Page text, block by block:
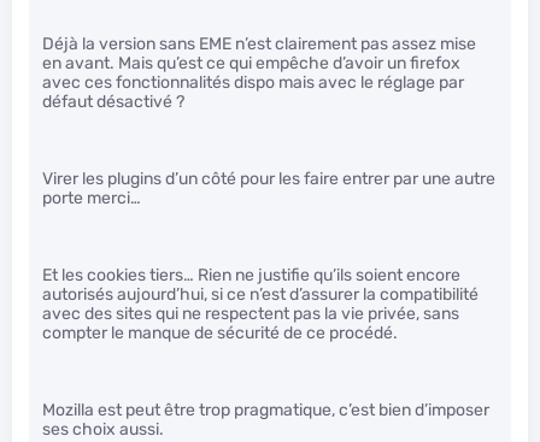
Déjà la version sans EME n’est clairement pas assez mise
en avant. Mais qu’est ce qui empêche d’avoir un firefox
avec ces fonctionnalités dispo mais avec le réglage par
défaut désactivé ?
Virer les plugins d’un côté pour les faire entrer par une autre
porte merci…
Et les cookies tiers… Rien ne justifie qu’ils soient encore
autorisés aujourd’hui, si ce n’est d’assurer la compatibilité
avec des sites qui ne respectent pas la vie privée, sans
compter le manque de sécurité de ce procédé.
Mozilla est peut être trop pragmatique, c’est bien d’imposer
ses choix aussi.